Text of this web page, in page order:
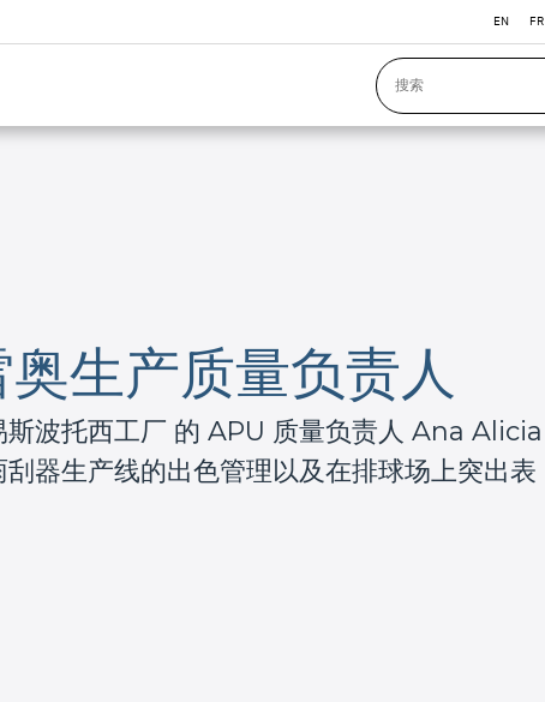
EN FR
生产质量负责人
波托西工厂 的 APU 质量负责人 Ana Alicia
器生产线的出色管理以及在排球场上突出表